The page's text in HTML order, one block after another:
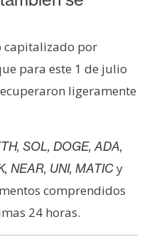
capitalizado por
para este 1 de julio
ligeramente
SOL, DOGE, ADA,
NEAR, UNI, MATICy
comprendidos
24 horas.